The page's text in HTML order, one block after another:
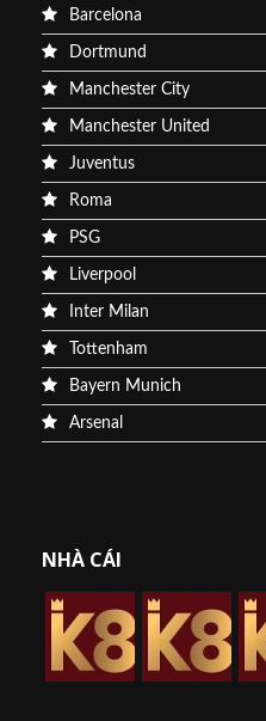
Barcelona
Dortmund
Manchester City
Manchester United
Juventus
Roma
PSG
Liverpool
Inter Milan
Tottenham
Bayern Munich
Arsenal
NHÀ CÁI